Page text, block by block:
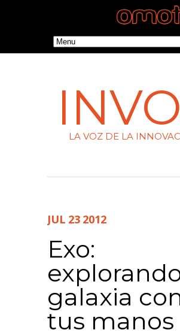
LA VOZ DE LA
JUL 23 2012
Exo:
galaxia
tus manos